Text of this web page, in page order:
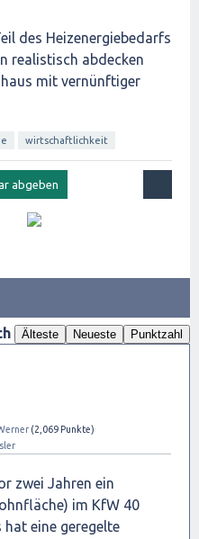
des Heizenergiebedarfs
realistisch abdecken
mit vernünftiger
wirtschaftlichkeit
Älteste Neueste Punktzahl
(2,069 Punkte)
zwei Jahren ein
im KfW 40
eine geregelte